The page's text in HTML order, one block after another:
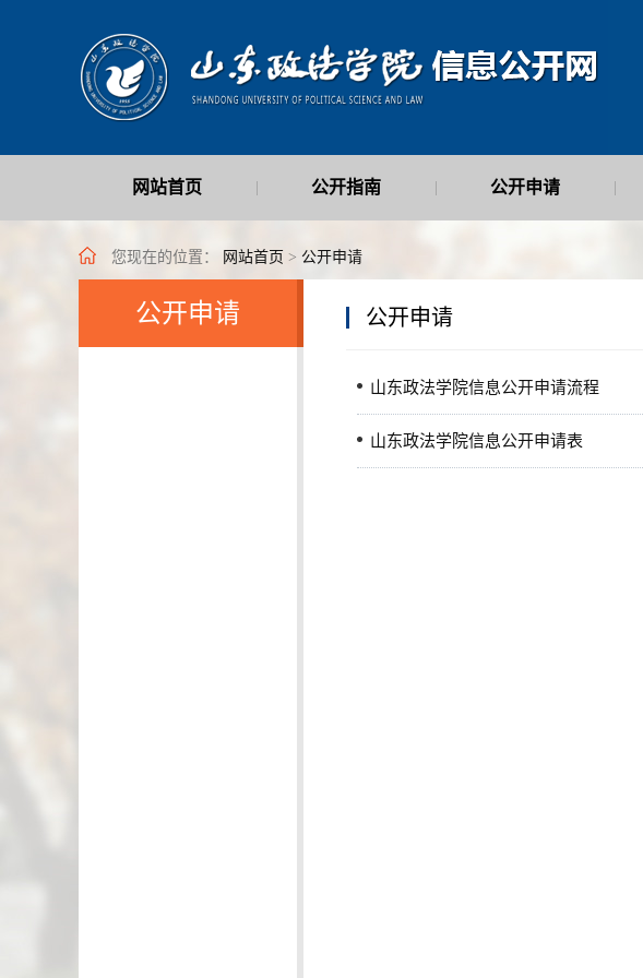
网站首页 公开指南 公开申请
最新公开信息 |
您现在的位置： 网站首页 > 公开申请
公开申请 公开申请
山东政法学院信息公开申请流程
山东政法学院信息公开申请表